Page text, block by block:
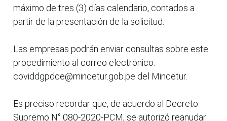
máximo de tres (3) días calendario, contados a
partir de la presentación de la solicitud.
Las empresas podrán enviar consultas sobre este
procedimiento al correo electrónico:
coviddgpdce@mincetur.gob.pe del Mincetur.
Es preciso recordar que, de acuerdo al Decreto
Supremo N° 080-2020-PCM, se autorizó reanudar